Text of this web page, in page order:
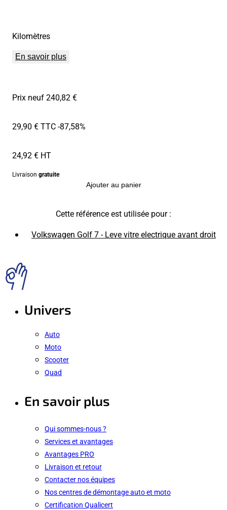
Kilomètres
En savoir plus
Prix neuf 240,82 €
29,90 € TTC-87,58%
24,92 € HT
Livraison gratuite
Ajouter au panier
Cette référence est utilisée pour :
Volkswagen Golf 7 - Leve vitre electrique avant droit
Univers
Auto
Moto
Scooter
Quad
En savoir plus
Qui sommes-nous ?
Services et avantages
Avantages PRO
Livraison et retour
Contacter nos équipes
Nos centres de démontage auto et moto
Certification Qualicert